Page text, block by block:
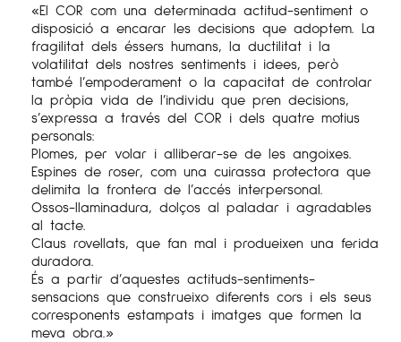
«El COR com una determinada actitud-sentiment o
disposició a encarar les decisions que adoptem. La
fragilitat dels éssers humans, la ductilitat i la
volatilitat dels nostres sentiments i idees, però
també l’empoderament o la capacitat de controlar
la pròpia vida de l’individu que pren decisions,
s’expressa a través del COR i dels quatre motius
personals:
Plomes, per volar i alliberar-se de les angoixes.
Espines de roser, com una cuirassa protectora que
delimita la frontera de l’accés interpersonal.
Ossos-llaminadura, dolços al paladar i agradables
al tacte.
Claus rovellats, que fan mal i produeixen una ferida
duradora.
És a partir d’aquestes actituds-sentiments-
sensacions que construeixo diferents cors i els seus
corresponents estampats i imatges que formen la
meva obra.»